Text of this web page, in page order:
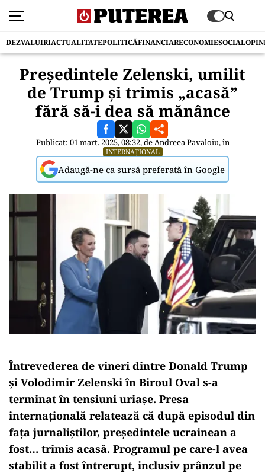
DEZVALUIRIACTUALITATEPOLITICĂFINANCIARECONOMIESOCIAL
Președintele Zelenski, umilit
de Trump și trimis „acasă”
fără să-i dea să mănânce
Publicat: 01 mart. 2025, 08:32, deAndreea Pavaloiu, în
INTERNAȚIONAL
Adaugă-ne ca sursă preferată în Google
Întrevederea de vineri dintre Donald Trump
și Volodimir Zelenski în Biroul Oval s-a
terminat în tensiuni uriașe. Presa
internațională relatează că după episodul din
fața jurnaliștilor, președintele ucrainean a
fost… trimis acasă. Programul pe care-l avea
stabilit a fost întrerupt, inclusiv prânzul pe